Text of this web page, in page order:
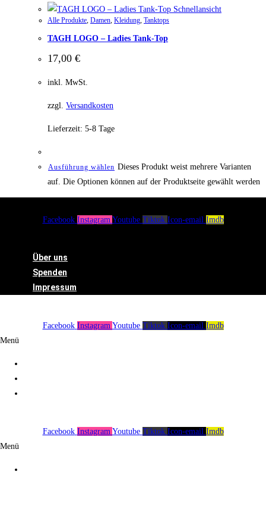
Schnellansicht
Alle Produkte, Damen, Kleidung, Tanktops
TAGH LOGO – Ladies Tank-Top
17,00 €
inkl. MwSt.
zzgl. Versandkosten
Lieferzeit: 5-8 Tage
Ausführung wählen Dieses Produkt weist mehrere Varianten
auf. Die Optionen können auf der Produktseite gewählt werden
Facebook Instagram Youtube Tiktok Icon-email Imdb
Über uns
Spenden
Impressum
Facebook Instagram Youtube Tiktok Icon-email Imdb
Menü
Facebook Instagram Youtube Tiktok Icon-email Imdb
Menü